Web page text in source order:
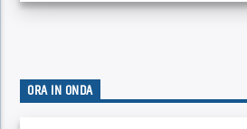
ORA IN ONDA